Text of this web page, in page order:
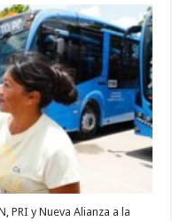
PRI y Nueva Alianza a la